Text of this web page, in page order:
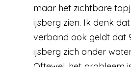
maar het zichtbare
ijsberg zien. Ik denk
verband ook geldt dat
ijsberg zich onder